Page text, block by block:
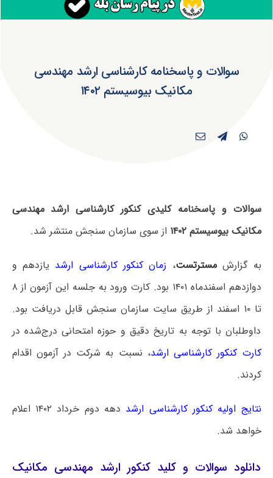
سوالات و پاسخنامه کارشناسی ارشد مهندسی
مکانیک بیوسیستم ۱۴۰۲
سوالات و پاسخنامه کلیدی کنکور کارشناسی ارشد مهندسی
مکانیک بیوسیستم ۱۴۰۲
از سوی سازمان سنجش منتشر شد.
به گزارشمسترتست، زمان کنکور کارشناسی ارشد یازدهم و
دوازدهم اسفندماه ۱۴۰۱ بود. کارت ورود به جلسه این آزمون از ۸
تا ۱۰ اسفند از طریق سایت سازمان سنجش قابل دریافت بود.
داوطلبان با توجه به تاریخ دقیق و حوزه امتحانی درج‌شده در
کارت کنکور کارشناسی ارشد، نسبت به شرکت در آزمون اقدام
کردند.
نتایج اولیه کنکور کارشناسی ارشد
دهه دوم خرداد ۱۴۰۲ اعلام
خواهد شد.
دانلود سوالات و کلید کنکور ارشد مهندسی مکانیک